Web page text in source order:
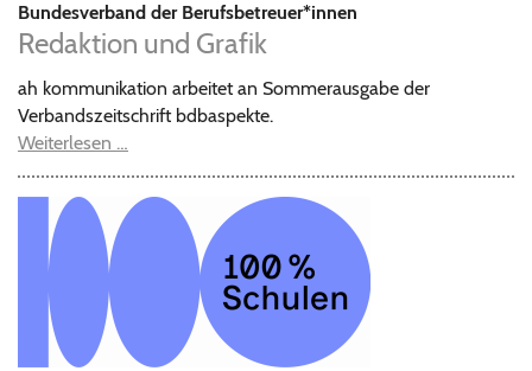
Bundesverband der Berufsbetreuer*innen
Redaktion und Grafik
ah kommunikation arbeitet an Sommerausgabe der
Verbandszeitschrift bdbaspekte.
Weiterlesen …